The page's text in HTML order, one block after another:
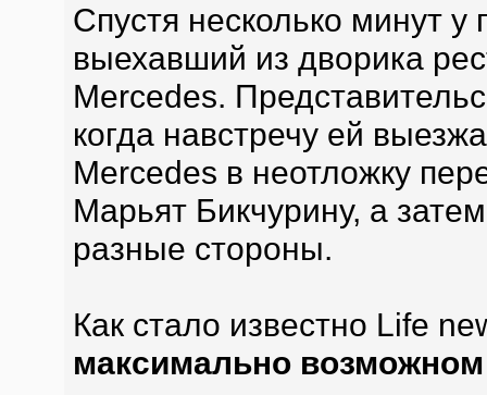
Спустя несколько минут у
выехавший из дворика
Mercedes.
когда навстречу ей
Mercedes в неотложку
Марьят Бикчурину, а
разные стороны.
Как стало известно Life
максимально